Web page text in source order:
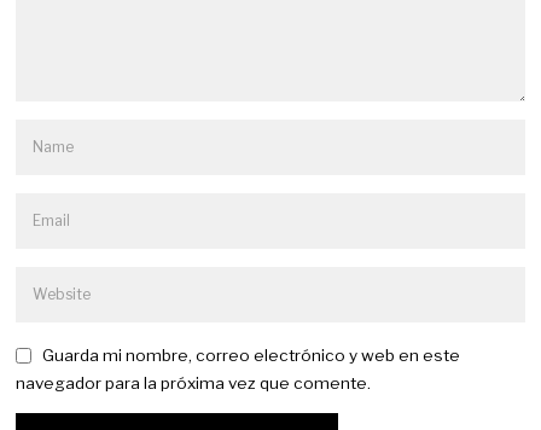
Guarda mi nombre, correo electrónico y web en este
navegador para la próxima vez que comente.